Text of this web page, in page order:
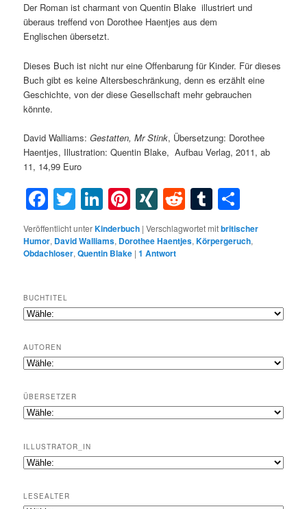
Der Roman ist charmant von Quentin Blake illustriert und
überaus treffend von Dorothee Haentjes aus dem
Englischen übersetzt.
Dieses Buch ist nicht nur eine Offenbarung für Kinder. Für dieses
Buch gibt es keine Altersbeschränkung, denn es erzählt eine
Geschichte, von der diese Gesellschaft mehr gebrauchen
könnte.
David Walliams:Gestatten, Mr Stink, Übersetzung: Dorothee
Haentjes, Illustration: Quentin Blake, Aufbau Verlag, 2011, ab
11, 14,99 Euro
Facebook
Twitter
LinkedIn
Pinterest
XINGRedditTumblr
Veröffentlicht unterKinderbuch |Verschlagwortet mitbritischer
Humor, David Walliams, Dorothee Haentjes,Körpergeruch,
Obdachloser,Quentin Blake |1 Antwort
BUCHTITEL
AUTOREN
ÜBERSETZER
ILLUSTRATOR_IN
LESEALTER